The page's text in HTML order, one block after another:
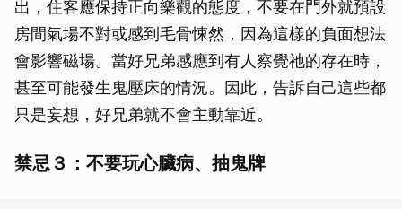
出，住客應保持正向樂觀的態度，不要在門外就預設
房間氣場不對或感到毛骨悚然，因為這樣的負面想法
會影響磁場。當好兄弟感應到有人察覺祂的存在時，
甚至可能發生鬼壓床的情況。因此，告訴自己這些都
只是妄想，好兄弟就不會主動靠近。
禁忌３：不要玩心臟病、抽鬼牌